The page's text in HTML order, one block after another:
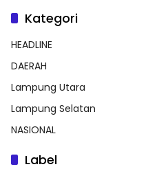
Kategori
HEADLINE
DAERAH
Lampung Utara
Lampung Selatan
NASIONAL
Label